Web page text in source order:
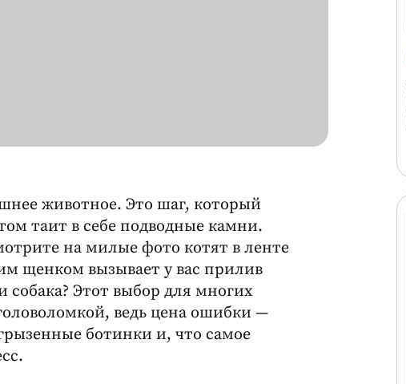
животное. Это шаг, который
таит в себе подводные камни.
на милые фото котят в ленте
щенком вызывает у вас прилив
Этот выбор для многих
ведь цена ошибки —
ботинки и, что самое